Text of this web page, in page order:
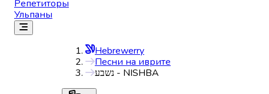
Репетиторы
Ульпаны
Hebrewerry
Песни на иврите
נשבע - NISHBA